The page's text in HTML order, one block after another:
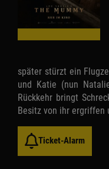
später stürzt ein
und Katie (nun
Rückkehr bringt
Besitz von ihr
Ticket-Alarm